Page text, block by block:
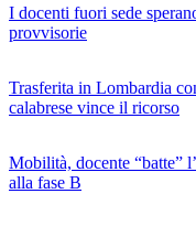
I docenti fuori sede
provvisorie
Trasferita in Lombardia
calabrese vince il ricorso
Mobilità, docente “batte”
alla fase B